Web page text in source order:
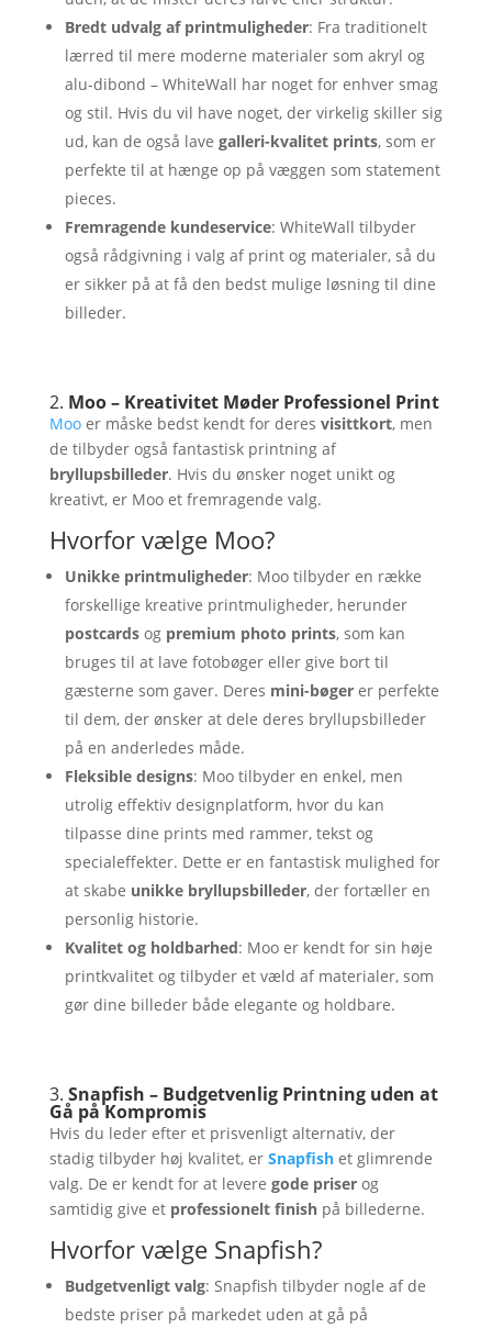
Bredt udvalg af printmuligheder: Fra traditionelt
lærred til mere moderne materialer som akryl og
alu-dibond – WhiteWall har noget for enhver smag
og stil. Hvis du vil have noget, der virkelig skiller sig
ud, kan de også lave galleri-kvalitet prints, som er
perfekte til at hænge op på væggen som statement
pieces.
Fremragende kundeservice: WhiteWall tilbyder
også rådgivning i valg af print og materialer, så du
er sikker på at få den bedst mulige løsning til dine
billeder.
2. Moo – Kreativitet Møder Professionel Print
Mooer måske bedst kendt for deres visittkort, men
de tilbyder også fantastisk printning af
bryllupsbilleder. Hvis du ønsker noget unikt og
kreativt, er Moo et fremragende valg.
Hvorfor vælge Moo?
Unikke printmuligheder: Moo tilbyder en række
forskellige kreative printmuligheder, herunder
postcardsog premium photo prints, som kan
bruges til at lave fotobøger eller give bort til
gæsterne som gaver. Deres mini-bøgerer perfekte
til dem, der ønsker at dele deres bryllupsbilleder
på en anderledes måde.
Fleksible designs: Moo tilbyder en enkel, men
utrolig effektiv designplatform, hvor du kan
tilpasse dine prints med rammer, tekst og
specialeffekter. Dette er en fantastisk mulighed for
at skabe unikke bryllupsbilleder, der fortæller en
personlig historie.
Kvalitet og holdbarhed: Moo er kendt for sin høje
printkvalitet og tilbyder et væld af materialer, som
gør dine billeder både elegante og holdbare.
3. Snapfish – Budgetvenlig Printning uden at
Gå på Kompromis
Hvis du leder efter et prisvenligt alternativ, der
stadig tilbyder høj kvalitet, er Snapfishet glimrende
valg. De er kendt for at levere gode priserog
samtidig give et professionelt finishpå billederne.
Hvorfor vælge Snapfish?
Budgetvenligt valg: Snapfish tilbyder nogle af de
bedste priser på markedet uden at gå på